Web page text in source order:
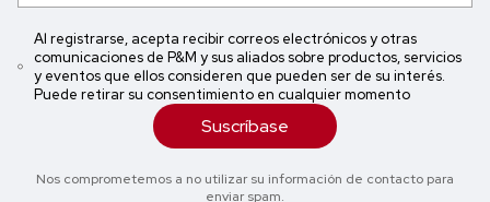
Al registrarse, acepta recibir correos electrónicos y otras
comunicaciones de P&M y sus aliados sobre productos, servicios
y eventos que ellos consideren que pueden ser de su interés.
Puede retirar su consentimiento en cualquier momento
Suscríbase
Nos comprometemos a no utilizar su información de contacto para
enviar spam.